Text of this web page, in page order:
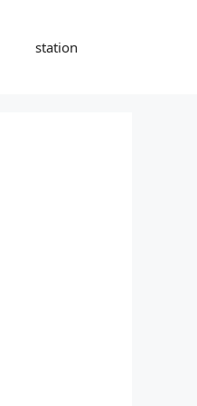
station